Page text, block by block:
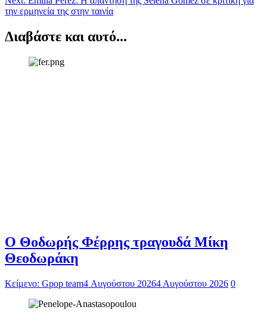
την ερμηνεία της στην ταινία
Διαβάστε και αυτό...
Ο Θοδωρής Φέρρης τραγουδά Μίκη
Θεοδωράκη
Κείμενο: Gpop team4 Αυγούστου 20264 Αυγούστου 2026 0